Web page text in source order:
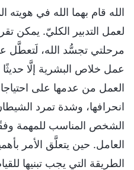
الله قام بهما الله في هويته
لعمل التدبير الكليّ. يمكن
مرحلتي تجسُّد الله، لَتعطَّل
عمل خلاص البشرية إلَّا حديثًا
العمل من عدمها على
انحرافها، وشدة تمرد
الشخص المناسب للمهمة
العامل. حين يتعلَّق الأمر
الطريقة التي يجب تبنيها